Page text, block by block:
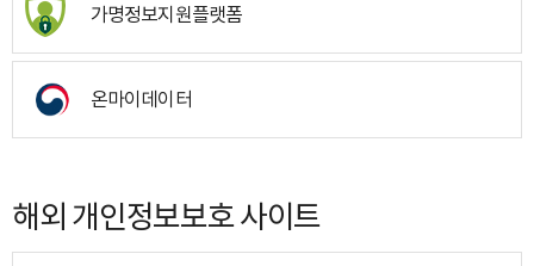
가명정보지원플랫폼
온마이데이터
해외 개인정보보호 사이트